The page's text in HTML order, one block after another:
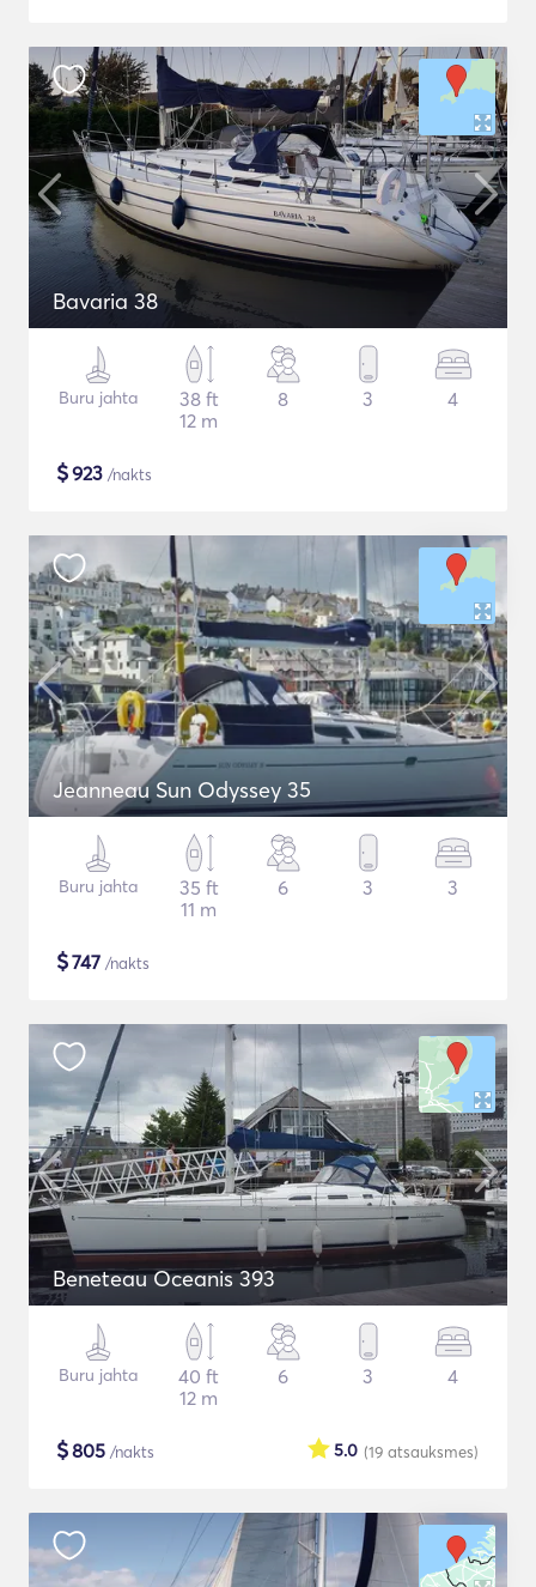
Bavaria 38
Buru jahta
38 ft
12 m
8 3 4
$923 /nakts
Jeanneau Sun Odyssey 35
Buru jahta
35 ft
11 m
6 3 3
$747 /nakts
Beneteau Oceanis 393
Buru jahta
40 ft
12 m
6 3 4
$805 /nakts (19 atsauksmes)
5.0